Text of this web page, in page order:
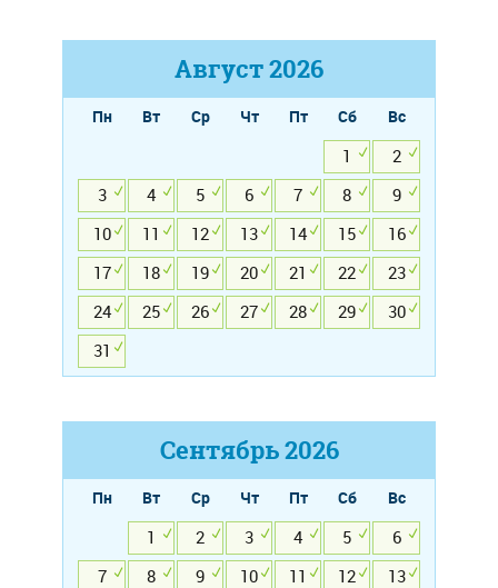
Август2026
Пн Вт Ср Чт Пт Сб
Вс
1
2
3
4 5 6 7 8
9
10
11 12 13 14 15
16
17
18 19 20 21 22
23
24
25 26 27 28 29
30
31
Сентябрь2026
Пн Вт Ср Чт Пт Сб
Вс
1
2 3 4 5
6
7
8 9 10 11 12
13